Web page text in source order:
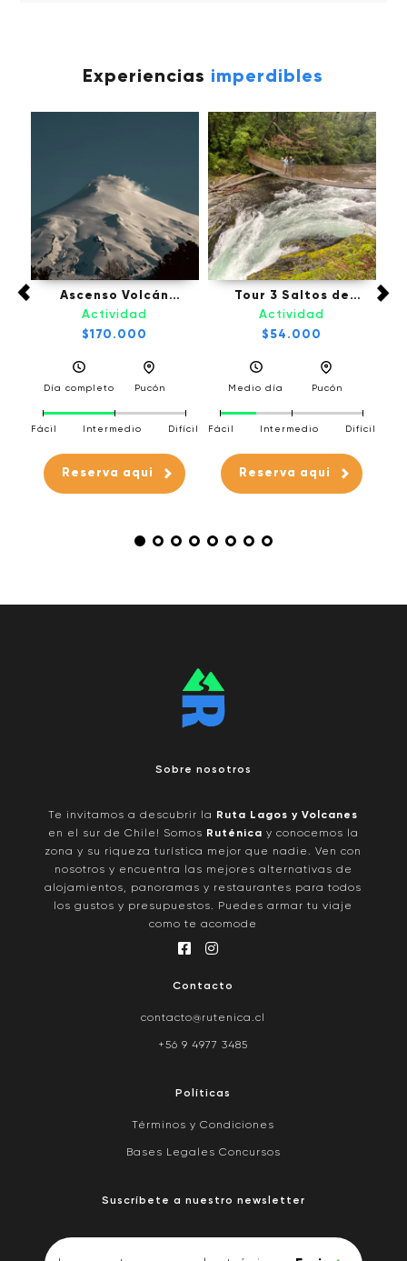
Experiencias imperdibles
Ascenso Volcán
Villarrica - Pucón
Actividad
$170.000
Día completo Pucón
Fácil Intermedio Difícil
Reserva aqui
Tour 3 Saltos de
Palguin - Pucón
Actividad
$54.000
Medio día Pucón
Fácil Intermedio Difícil
Reserva aqui
Sobre nosotros
Te invitamos a descubrir la
Ruta Lagos y Volcanes
en el sur de Chile! Somos Ruténica y conocemos la
zona y su riqueza turística mejor que nadie. Ven con
nosotros y encuentra las mejores alternativas de
alojamientos, panoramas y restaurantes para todos
los gustos y presupuestos. Puedes armar tu viaje
como te acomode
Contacto
contacto@rutenica.cl
+56 9 4977 3485
Políticas
Términos y Condiciones
Bases Legales Concursos
Suscríbete a nuestro newsletter